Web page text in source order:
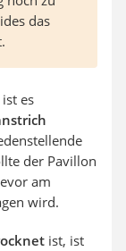
das
es
der Pavillon
am
wird.
ist, ist